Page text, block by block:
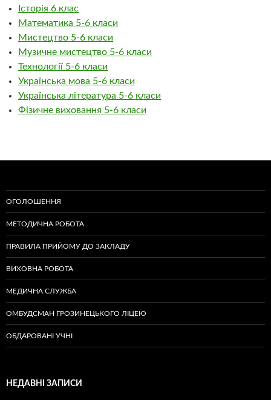
Історія 6 клас
Математика 5-6 класи
Мистецтво 5-6 класи
Музичне мистецтво 5-6 класи
Технології 5-6 класи
Українська мова 5-6 класи
Українська література 5-6 класи
Фізичне виховання 5-6 класи
ОГОЛОШЕННЯ
МЕТОДИЧНА РОБОТА
ПРАВИЛА ПРИЙОМУ ДО ЗАКЛАДУ
ВИХОВНА РОБОТА
МЕДИЧНА СЛУЖБА
ОМБУДСМАН ГРОЗИНЕЦЬКОГО ЛІЦЕЮ
ОБДАРОВАНІ УЧНІ
НЕДАВНІ ЗАПИСИ